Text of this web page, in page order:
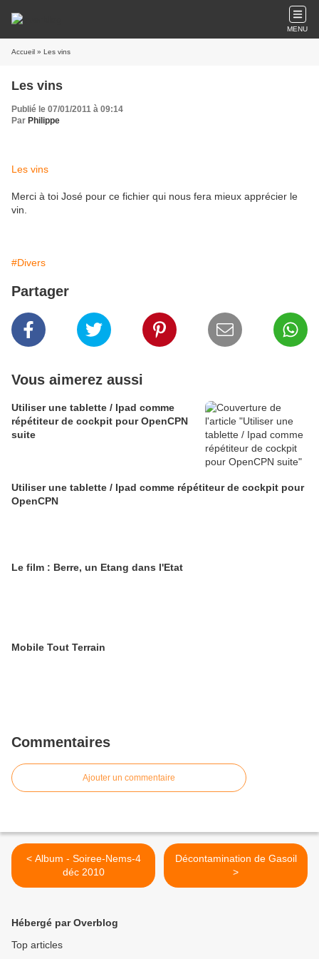
MENU
Accueil » Les vins
Les vins
Publié le 07/01/2011 à 09:14
Par Philippe
Les vins
Merci à toi José pour ce fichier qui nous fera mieux apprécier le
vin.
#Divers
Partager
Vous aimerez aussi
Utiliser une tablette / Ipad comme
répétiteur de cockpit pour OpenCPN
suite
Utiliser une tablette / Ipad comme répétiteur de cockpit pour
OpenCPN
Le film : Berre, un Etang dans l'Etat
Mobile Tout Terrain
Commentaires
Ajouter un commentaire
< Album - Soiree-Nems-4
déc 2010
Décontamination de Gasoil
>
Hébergé par Overblog
Top articles